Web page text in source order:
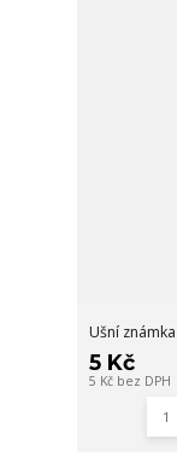
Ušní
5 Kč
5 Kč bez DPH